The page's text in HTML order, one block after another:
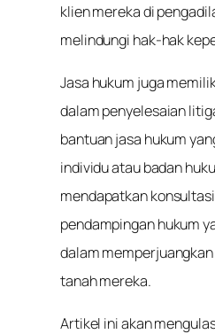
klien mereka di
melindungi hak-hak
Jasa hukum juga
dalam penyelesaian
bantuan jasa hukum
individu atau badan
mendapatkan
pendampingan hukum
dalam
tanah mereka.
Artikel ini akan